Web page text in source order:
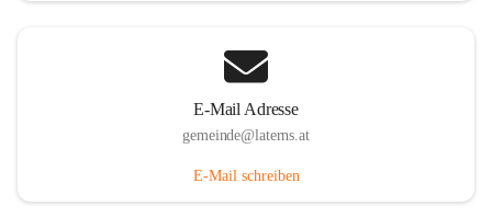
E-Mail Adresse
gemeinde@laterns.at
E-Mail schreiben